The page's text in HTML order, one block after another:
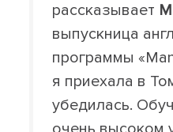
рассказывает
выпускница
программы
я приехала в
убедилась.